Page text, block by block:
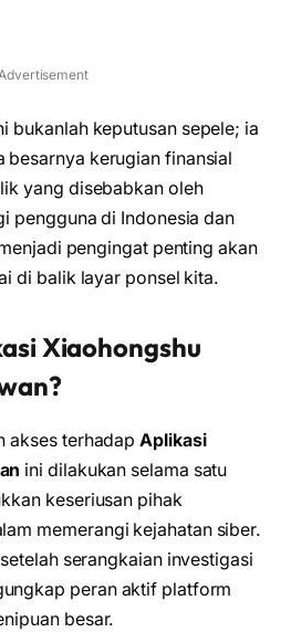
bukanlah keputusan sepele; ia
besarnya kerugian finansial
yang disebabkan oleh
pengguna di Indonesia dan
pengingat penting akan
di balik layar ponsel kita.
Xiaohongshu
akses terhadapAplikasi
ini dilakukan selama satu
keseriusan pihak
memerangi kejahatan siber.
serangkaian investigasi
peran aktif platform
besar.